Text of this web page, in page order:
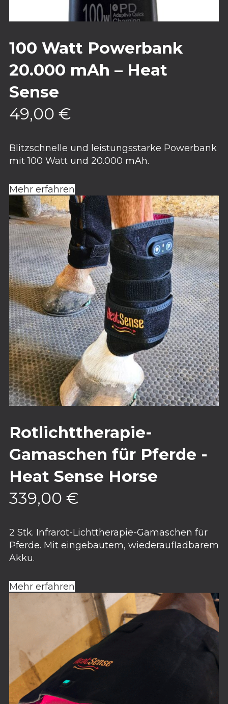
100 Watt Powerbank
20.000 mAh – Heat
Sense
49,00 €
Blitzschnelle und leistungsstarke Powerbank
mit 100 Watt und 20.000 mAh.
Mehr erfahren
Rotlichttherapie-
Gamaschen für Pferde -
Heat Sense Horse
339,00 €
2 Stk. Infrarot-Lichttherapie-Gamaschen für
Pferde. Mit eingebautem, wiederaufladbarem
Akku.
Mehr erfahren